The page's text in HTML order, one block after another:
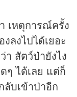
เหตุการณ์ครั้ง
ลงไปได้เยอะ
า สัตว์ป่ายังไง
ๆ ได้เลย แต่ก็
ลับเข้าป่าอีก